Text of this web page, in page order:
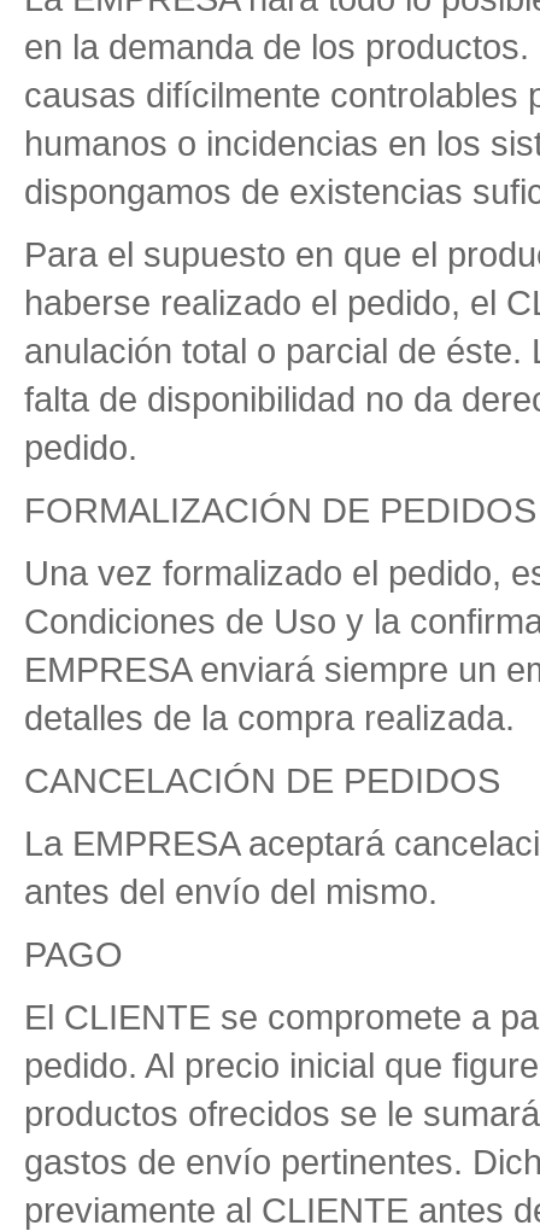
en la demanda de los
causas difícilmente controlables
humanos o incidencias en los
dispongamos de existencias
Para el supuesto en que el
haberse realizado el pedido, el
anulación total o parcial de
falta de disponibilidad no da
pedido.
FORMALIZACIÓN DE PEDIDOS
Una vez formalizado el pedido,
Condiciones de Uso y la
EMPRESA enviará siempre un
detalles de la compra realizada.
CANCELACIÓN DE PEDIDOS
La EMPRESA aceptará
antes del envío del mismo.
PAGO
El CLIENTE se compromete a
pedido. Al precio inicial que
productos ofrecidos se le
gastos de envío pertinentes.
previamente al CLIENTE antes